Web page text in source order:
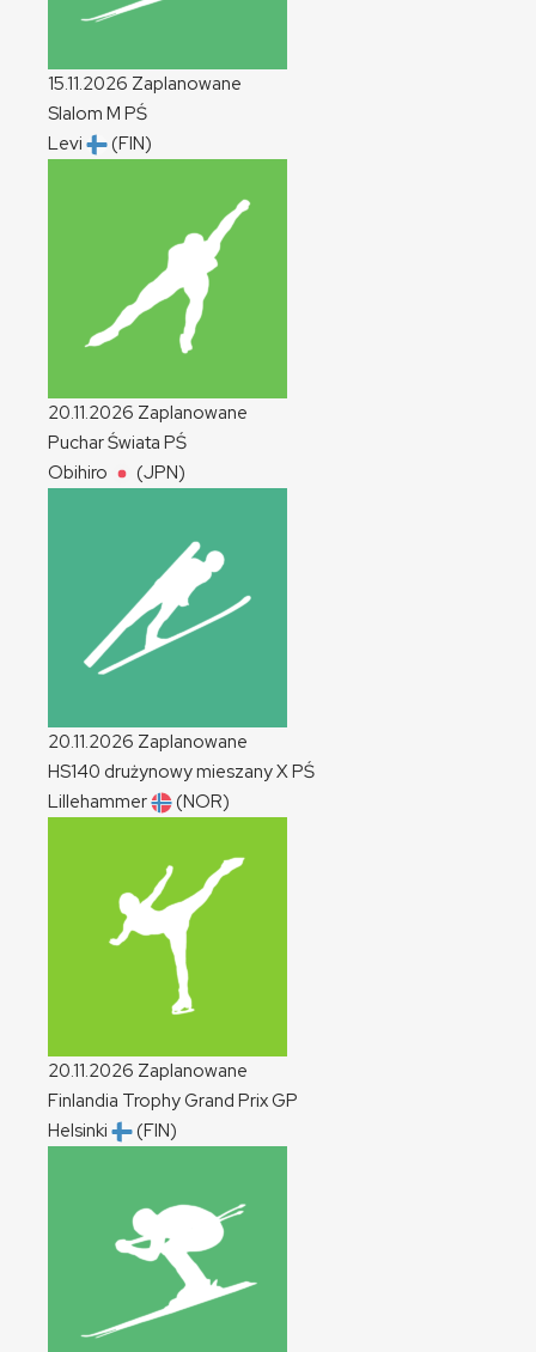
15.11.2026 Zaplanowane
Slalom M PŚ
Levi
(FIN)
20.11.2026 Zaplanowane
Puchar Świata PŚ
Obihiro
(JPN)
20.11.2026 Zaplanowane
HS140 drużynowy mieszanyXPŚ
Lillehammer
(NOR)
20.11.2026 Zaplanowane
Finlandia Trophy Grand PrixGP
Helsinki
(FIN)